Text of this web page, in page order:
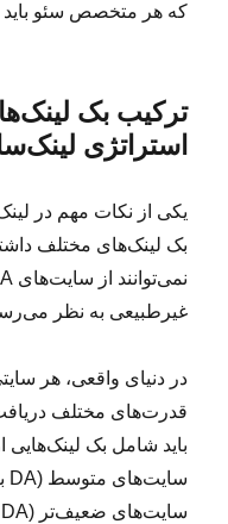
که هر متخصص سئو باید
ترکیب بک
استراتژی
یکی از نکات مهم در
بک لینک‌های مختلف
غیرطبیعی به نظر
در دنیای واقعی، هر
قدرت‌های مختلف دریافت
سایت‌های ضعیف‌تر (DA زیر 20) باشد.